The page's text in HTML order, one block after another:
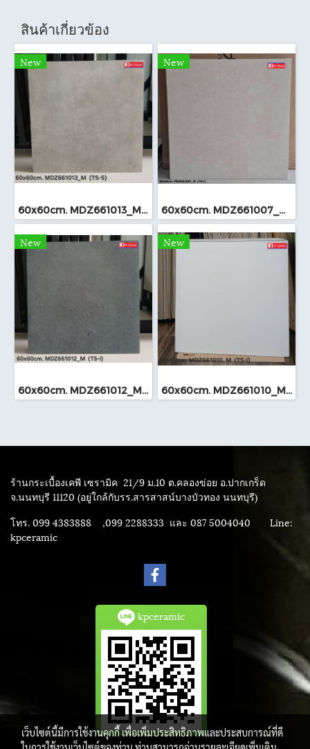
สินค้าเกี่ยวข้อง
New
60x60cm. MDZ661013_M (TS-I)
New
60x60cm. MDZ661007_M (TS-I)
New
60x60cm. MDZ661012_M (TS-I)
New
60x60cm. MDZ661010_M (TS-I)
ร้านกระเบื้องเคพี เซรามิค 21/9 ม.10 ต.คลองข่อย อ.ปากเกร็ด
จ.นนทบุรี 11120 (อยู่ใกล้กับรร.สารสาสน์บางบัวทอง นนทบุรี)
โทร. 099 4383888 ,099 2288333 และ 087 5004040 Line:
kpceramic
kpceramic
เว็บไซต์นี้มีการใช้งานคุกกี้ เพื่อเพิ่มประสิทธิภาพและประสบการณ์ที่ดี